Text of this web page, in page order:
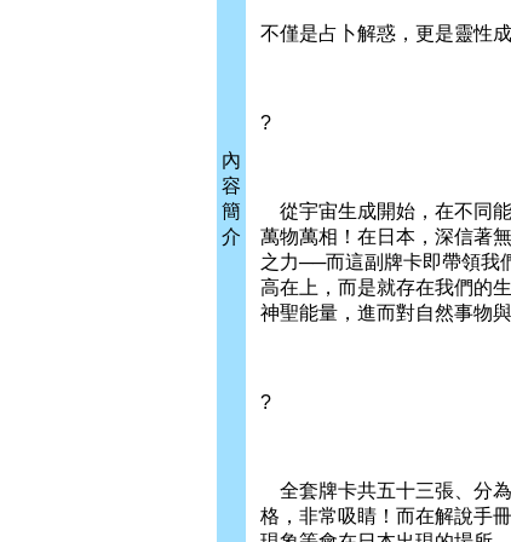
內
容
簡
介
不僅是占卜解惑，更是靈性
?
從宇宙生成開始，在不同
萬物萬相！在日本，深信著
之力──而這副牌卡即帶領我
高在上，而是就存在我們的
神聖能量，進而對自然事物
?
全套牌卡共五十三張、分
格，非常吸睛！而在解說手